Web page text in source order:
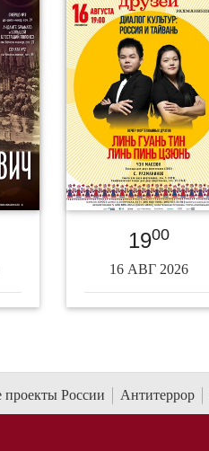
1900
16 АВГ 2026
России Антитеррор